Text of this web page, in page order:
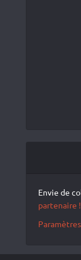
Envie de
partenaire !